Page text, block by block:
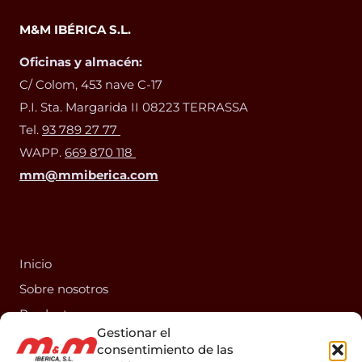
Gestionar el
consentimiento de las
M&M IBÉRICA S.L.
Oficinas y almacén:
C/ Colom, 453 nave C-17
P.I. Sta. Margarida II 08223 TERRASSA
Tel. 93 789 27 77
WAPP. 669 870 118
mm@mmiberica.com
Inicio
Sobre nosotros
Productos
Información técnica